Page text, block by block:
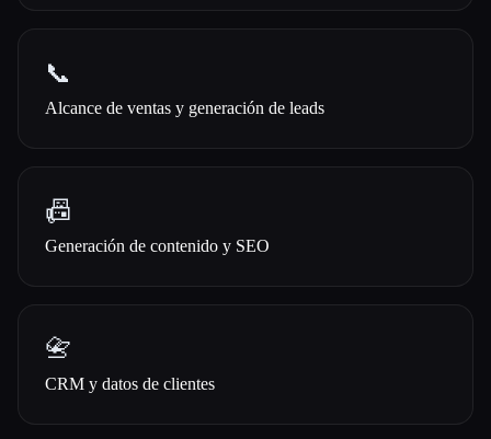
📞
Alcance de ventas y generación de leads
📠
Generación de contenido y SEO
📇
CRM y datos de clientes